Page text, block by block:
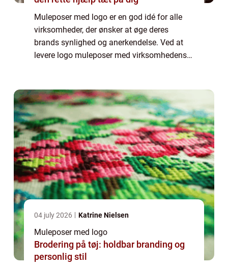
Muleposer med logo er en god idé for alle
virksomheder, der ønsker at øge deres
brands synlighed og anerkendelse. Ved at
levere logo muleposer med virksomhedens
Logo...
04 july 2026 Katrine Nielsen
Muleposer med logo
Brodering på tøj: holdbar branding og
personlig stil